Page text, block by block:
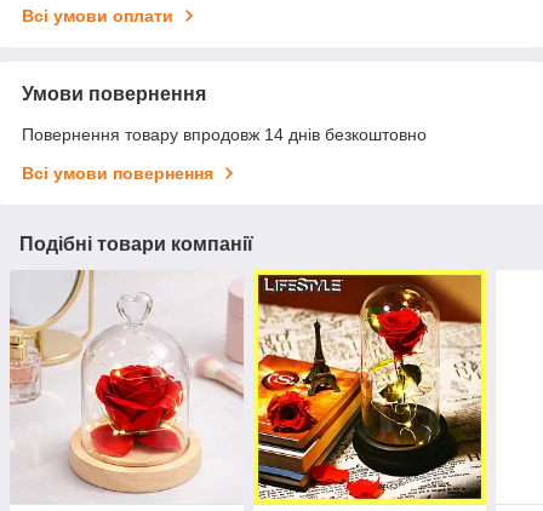
Всі умови оплати
Умови повернення
Повернення товару впродовж 14 днів безкоштовно
Всі умови повернення
Подібні товари компанії